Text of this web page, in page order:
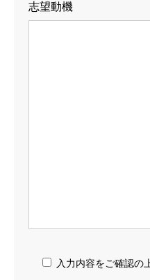
志望動機
入力内容をご確認の